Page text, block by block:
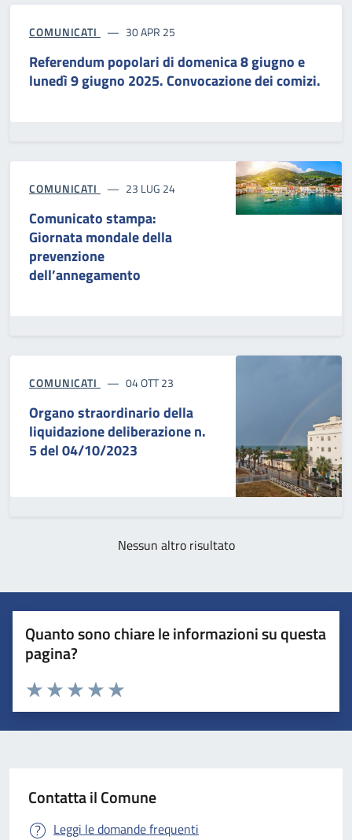
COMUNICATI 30 APR 25
Referendum popolari di domenica 8 giugno e
lunedì 9 giugno 2025. Convocazione dei comizi.
COMUNICATI 23 LUG 24
Comunicato stampa:
Giornata mondale della
prevenzione
dell’annegamento
COMUNICATI 04 OTT 23
Organo straordinario della
liquidazione deliberazione n.
5 del 04/10/2023
Nessun altro risultato
Quanto sono chiare le informazioni su questa
pagina?
Valuta 5 stelle su 5
Valuta 4 stelle su 5
Valuta 3 stelle su 5
Valuta 2 stelle su 5
Valuta 1 stelle su 5
Contatta il Comune
Leggi le domande frequenti